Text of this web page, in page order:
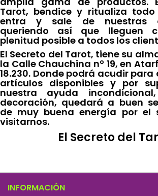
Tarot, bendice y ritualiza
entra y sale de nuestras
queriendo así que lleguen
plenitud posible a todos los
El Secreto del Tarot, tiene su
la Calle Chauchina nº 19, en
18.230. Donde podrá acudir
artículos disponibles y por
nuestra ayuda
decoración, quedará a buen
de muy buena energía por el
visitarnos.
El Secreto del
INFORMACIÓN